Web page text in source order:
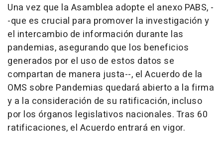
Una vez que la Asamblea adopte el anexo PABS, -
-que es crucial para promover la investigación y
el intercambio de información durante las
pandemias, asegurando que los beneficios
generados por el uso de estos datos se
compartan de manera justa--, el Acuerdo de la
OMS sobre Pandemias quedará abierto a la firma
y a la consideración de su ratificación, incluso
por los órganos legislativos nacionales. Tras 60
ratificaciones, el Acuerdo entrará en vigor.